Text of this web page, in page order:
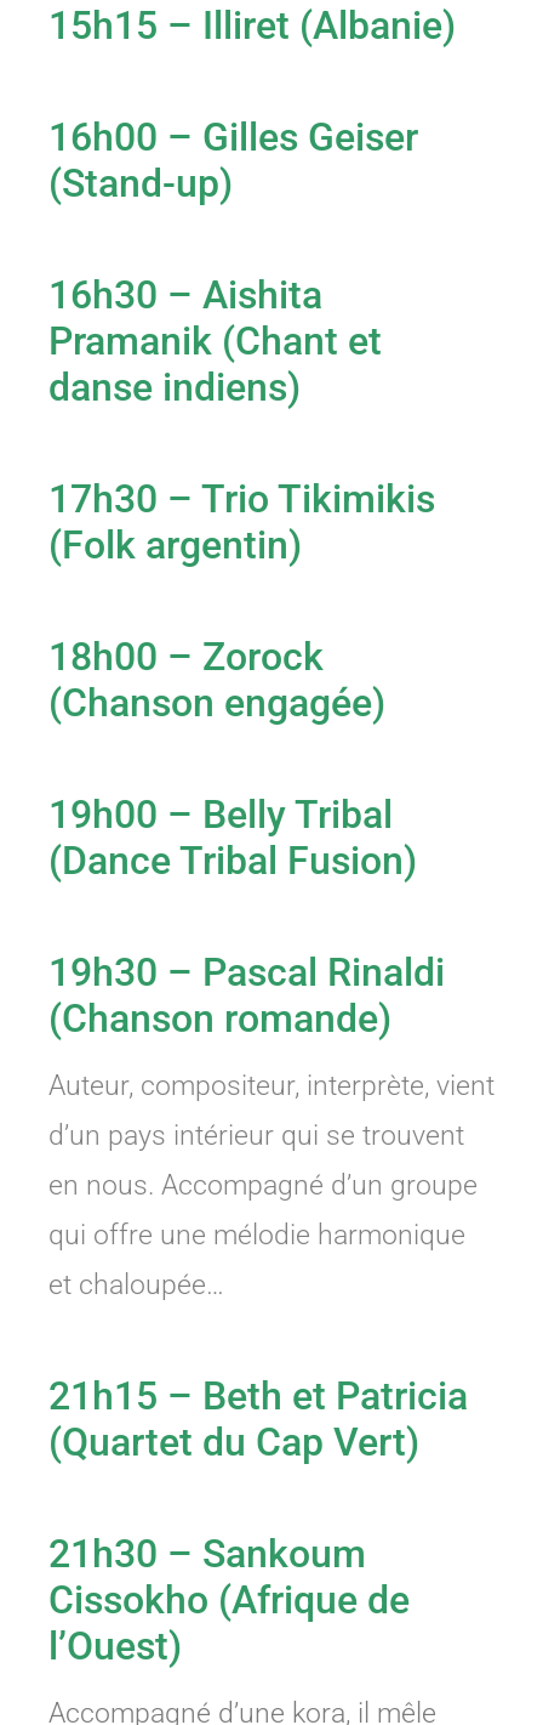
15h15 – Illiret (Albanie)
16h00 – Gilles Geiser
(Stand-up)
16h30 – Aishita
Pramanik (Chant et
danse indiens)
17h30 – Trio Tikimikis
(Folk argentin)
18h00 – Zorock
(Chanson engagée)
19h00 – Belly Tribal
(Dance Tribal Fusion)
19h30 – Pascal Rinaldi
(Chanson romande)
Auteur, compositeur, interprète, vient
d’un pays intérieur qui se trouvent
en nous. Accompagné d’un groupe
qui offre une mélodie harmonique
et chaloupée…
21h15 – Beth et Patricia
(Quartet du Cap Vert)
21h30 – Sankoum
Cissokho (Afrique de
l’Ouest)
Accompagné d’une kora, il mêle